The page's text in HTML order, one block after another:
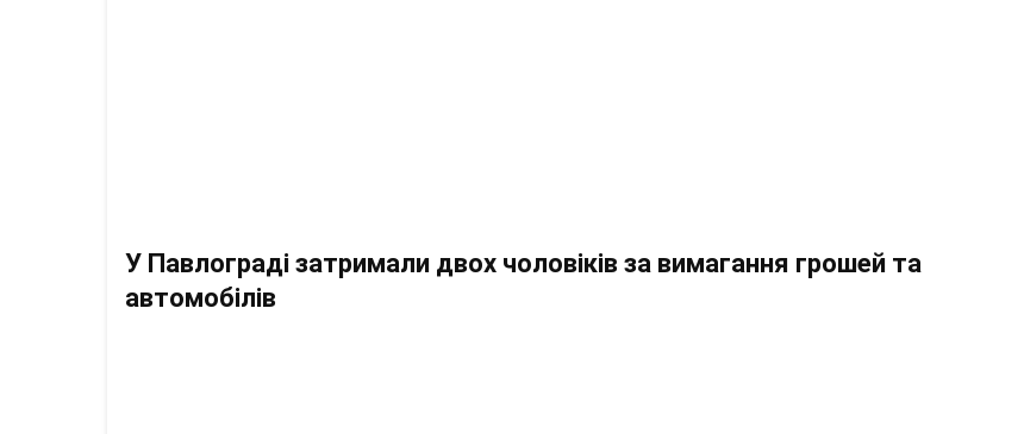
У Павлограді затримали двох чоловіків за вимагання грошей та
автомобілів